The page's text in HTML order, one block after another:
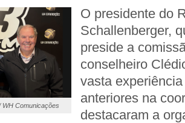
WH Comunicações
O presidente do
Schallenberger,
preside a
conselheiro
vasta
anteriores na
destacaram a